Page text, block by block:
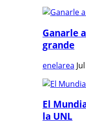
Ganarle
grande
enelarea
El
la UNL